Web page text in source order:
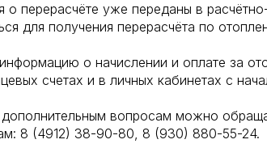
о перерасчёте уже переданы в
для получения перерасчёта по
о начислении и оплате за
счетах и в личных кабинетах с
вопросам можно
8 (4912) 38-90-80, 8 (930) 880-55-24.